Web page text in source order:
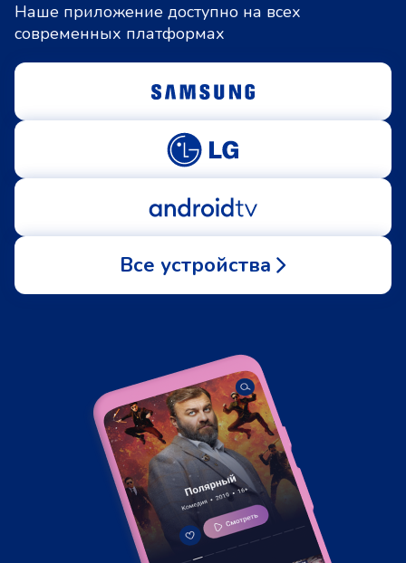
Наше приложение доступно на всех
современных платформах
Все устройства